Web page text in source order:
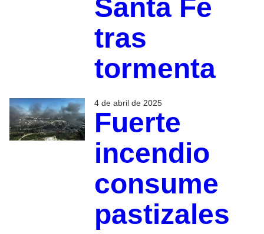
Santa Fe
tras
tormenta
4 de abril de 2025
Fuerte
incendio
consume
pastizales